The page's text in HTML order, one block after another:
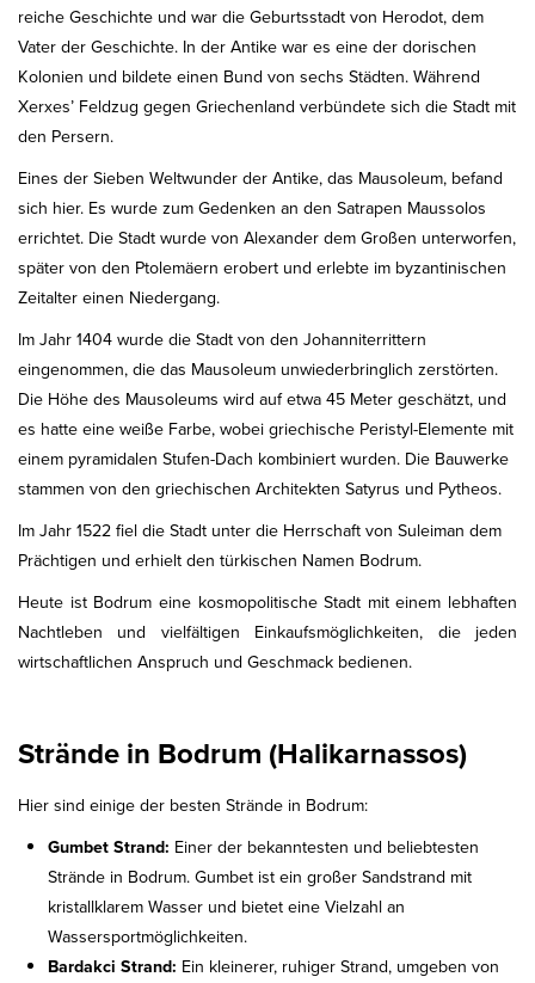
reiche Geschichte und war die Geburtsstadt von Herodot, dem
Vater der Geschichte. In der Antike war es eine der dorischen
Kolonien und bildete einen Bund von sechs Städten. Während
Xerxes’ Feldzug gegen Griechenland verbündete sich die Stadt mit
den Persern.
Eines der Sieben Weltwunder der Antike, das Mausoleum, befand
sich hier. Es wurde zum Gedenken an den Satrapen Maussolos
errichtet. Die Stadt wurde von Alexander dem Großen unterworfen,
später von den Ptolemäern erobert und erlebte im byzantinischen
Zeitalter einen Niedergang.
Im Jahr 1404 wurde die Stadt von den Johanniterrittern
eingenommen, die das Mausoleum unwiederbringlich zerstörten.
Die Höhe des Mausoleums wird auf etwa 45 Meter geschätzt, und
es hatte eine weiße Farbe, wobei griechische Peristyl-Elemente mit
einem pyramidalen Stufen-Dach kombiniert wurden. Die Bauwerke
stammen von den griechischen Architekten Satyrus und Pytheos.
Im Jahr 1522 fiel die Stadt unter die Herrschaft von Suleiman dem
Prächtigen und erhielt den türkischen Namen Bodrum.
Heute ist Bodrum eine kosmopolitische Stadt mit einem lebhaften
Nachtleben und vielfältigen Einkaufsmöglichkeiten, die jeden
wirtschaftlichen Anspruch und Geschmack bedienen.
Strände in Bodrum (Halikarnassos)
Hier sind einige der besten Strände in Bodrum:
Gumbet Strand: Einer der bekanntesten und beliebtesten
Strände in Bodrum. Gumbet ist ein großer Sandstrand mit
kristallklarem Wasser und bietet eine Vielzahl an
Wassersportmöglichkeiten.
Bardakci Strand: Ein kleinerer, ruhiger Strand, umgeben von